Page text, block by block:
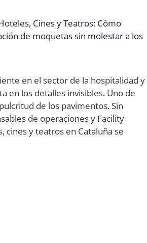
Cines y Teatros: Cómo
de moquetas sin molestar a los
en el sector de la hospitalidad y
en los detalles invisibles. Uno de
de los pavimentos. Sin
de operaciones y Facility
cines y teatros en Cataluña se